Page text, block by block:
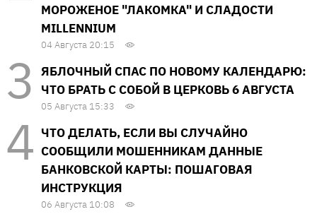
МОРОЖЕНОЕ "ЛАКОМКА" И СЛАДОСТИ
MILLENNIUM
04 Августа 20:15
ЯБЛОЧНЫЙ СПАС ПО НОВОМУ КАЛЕНДАРЮ:
ЧТО БРАТЬ С СОБОЙ В ЦЕРКОВЬ 6 АВГУСТА
05 Августа 15:33
ЧТО ДЕЛАТЬ, ЕСЛИ ВЫ СЛУЧАЙНО
СООБЩИЛИ МОШЕННИКАМ ДАННЫЕ
БАНКОВСКОЙ КАРТЫ: ПОШАГОВАЯ
ИНСТРУКЦИЯ
06 Августа 10:08